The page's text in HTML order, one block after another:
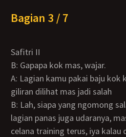
Bagian 3 / 7
Safitri II
B: Gapapa kok mas, wajar.
A: Lagian kamu pakai baju kok kayak gitu amat,
giliran dilihat mas jadi salah
B: Lah, siapa yang ngomong salah, gak salah kok,
lagian panas juga udaranya,
celana training terus, iya kalau